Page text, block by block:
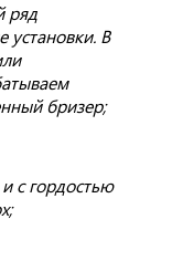
ряд
установки. В
бризер;
с гордостью
;